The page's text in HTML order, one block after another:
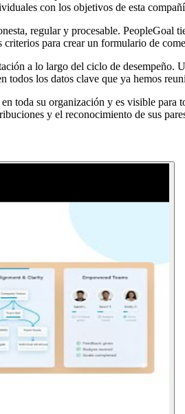
con los objetivos de esta
regular y procesable. PeopleGoal
para crear un formulario de
a lo largo del ciclo de desempeño.
los datos clave que ya hemos
toda su organización y es visible
y el reconocimiento de sus